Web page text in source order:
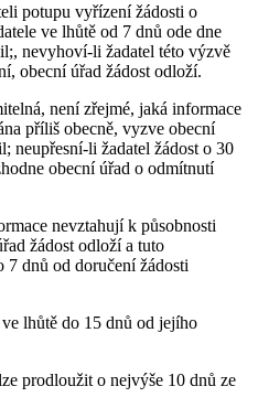
potupu vyřízení žádosti o
ve lhůtě od 7 dnů ode dne
nevyhoví-li žadatel této výzvě
obecní úřad žádost odloží.
není zřejmé, jaká informace
příliš obecně, vyzve obecní
neupřesní-li žadatel žádost o 30
obecní úřad o odmítnutí
nevztahují k působnosti
žádost odloží a tuto
7 dnů od doručení žádosti
lhůtě do 15 dnů od jejího
prodloužit o nejvýše 10 dnů ze